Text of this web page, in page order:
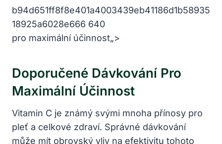
pro maximální účinnost„>
Doporučené​ Dávkování Pro
Maximální‍ Účinnost
Vitamin C⁤ je ​známý ⁣svými‌ mnoha přínosy pro
pleť a ⁢celkové zdraví. ‌Správné dávkování
může mít⁢ obrovský ​vliv na efektivitu tohoto